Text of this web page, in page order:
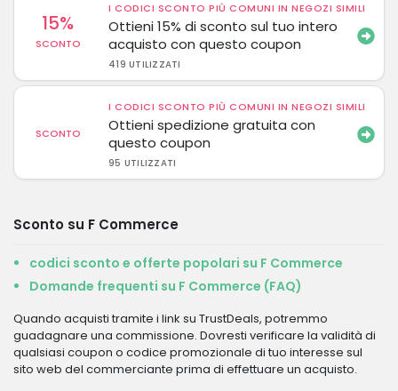
15%
SCONTO
I CODICI SCONTO PIÙ COMUNI IN NEGOZI SIMILI
Ottieni 15% di sconto sul tuo intero
acquisto con questo coupon
419 UTILIZZATI
SCONTO
I CODICI SCONTO PIÙ COMUNI IN NEGOZI SIMILI
Ottieni spedizione gratuita con
questo coupon
95 UTILIZZATI
Sconto su F Commerce
codici sconto e offerte popolari su F Commerce
Domande frequenti su F Commerce (FAQ)
Quando acquisti tramite i link su TrustDeals, potremmo
guadagnare una commissione. Dovresti verificare la validità di
qualsiasi coupon o codice promozionale di tuo interesse sul
sito web del commerciante prima di effettuare un acquisto.